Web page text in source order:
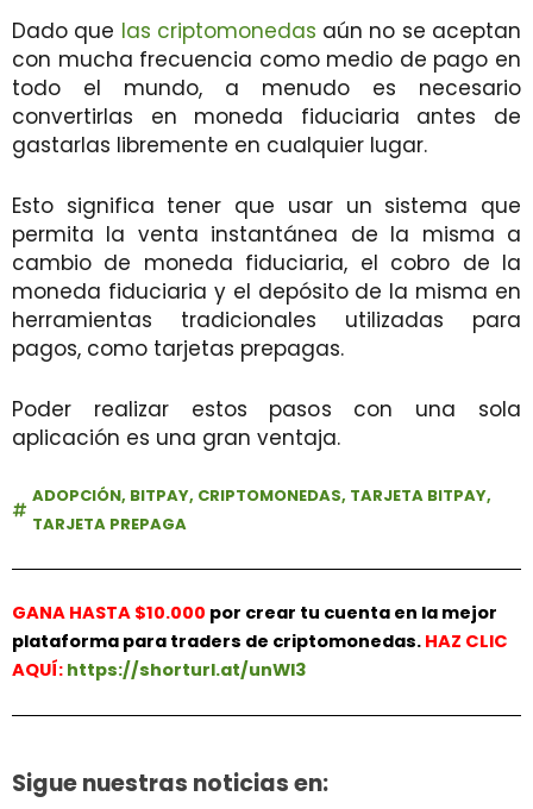
Dado que las criptomonedas aún no se aceptan
con mucha frecuencia como medio de pago en
todo el mundo, a menudo es necesario
convertirlas en moneda fiduciaria antes de
gastarlas libremente en cualquier lugar.
Esto significa tener que usar un sistema que
permita la venta instantánea de la misma a
cambio de moneda fiduciaria, el cobro de la
moneda fiduciaria y el depósito de la misma en
herramientas tradicionales utilizadas para
pagos, como tarjetas prepagas.
Poder realizar estos pasos con una sola
aplicación es una gran ventaja.
ADOPCIÓN, BITPAY, CRIPTOMONEDAS, TARJETA BITPAY,
TARJETA PREPAGA
GANA HASTA $10.000 por crear tu cuenta en la mejor
plataforma para traders de criptomonedas. HAZ CLIC
AQUÍ: https://shorturl.at/unWl3
Sigue nuestras noticias en: